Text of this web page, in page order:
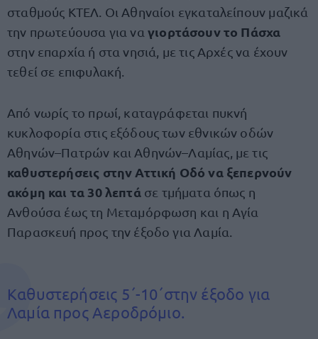
σταθμούς ΚΤΕΛ. Οι Αθηναίοι εγκαταλείπουν μαζικά
την πρωτεύουσα για να γιορτάσουν το Πάσχα
στην επαρχία ή στα νησιά, με τις Αρχές να έχουν
τεθεί σε επιφυλακή.
Από νωρίς το πρωί, καταγράφεται πυκνή
κυκλοφορία στις εξόδους των εθνικών οδών
Αθηνών–Πατρών και Αθηνών–Λαμίας, με τις
καθυστερήσεις στην Αττική Οδό να ξεπερνούν
ακόμη και τα 30 λεπτά σε τμήματα όπως η
Ανθούσα έως τη Μεταμόρφωση και η Αγία
Παρασκευή προς την έξοδο για Λαμία.
Καθυστερήσεις 5΄-10΄στην έξοδο για
Λαμία προς Αεροδρόμιο.